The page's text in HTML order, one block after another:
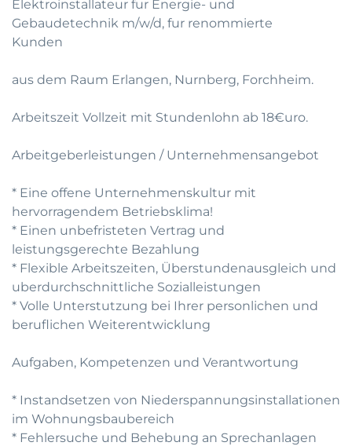
Elektroinstallateur fur Energie- und
Gebaudetechnik m/w/d, fur renommierte
Kunden
aus dem Raum Erlangen, Nurnberg, Forchheim.
Arbeitszeit Vollzeit mit Stundenlohn ab 18€uro.
Arbeitgeberleistungen / Unternehmensangebot
* Eine offene Unternehmenskultur mit
hervorragendem Betriebsklima!
* Einen unbefristeten Vertrag und
leistungsgerechte Bezahlung
* Flexible Arbeitszeiten, Überstundenausgleich und
uberdurchschnittliche Sozialleistungen
* Volle Unterstutzung bei Ihrer personlichen und
beruflichen Weiterentwicklung
Aufgaben, Kompetenzen und Verantwortung
* Instandsetzen von Niederspannungsinstallationen
im Wohnungsbaubereich
* Fehlersuche und Behebung an Sprechanlagen